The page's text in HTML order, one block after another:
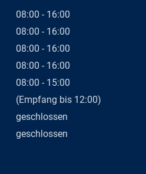
08:00 - 16:00
08:00 - 16:00
08:00 - 16:00
08:00 - 16:00
08:00 - 15:00
(Empfang bis 12:00)
geschlossen
geschlossen